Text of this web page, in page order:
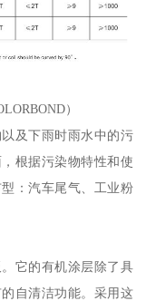
）
及下雨时雨水中的污
根据污染物特性和使
：汽车尾气、工业粉
它的有机涂层除了具
自清洁功能。采用这